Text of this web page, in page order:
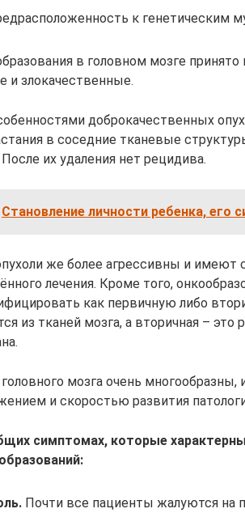
к генетическим
в головном мозге принято
и злокачественные.
доброкачественных
в соседние тканевые
их удаления нет рецидива.
Становление личности ребенка, его
же более агрессивны и имеют
лечения. Кроме того,
как первичную либо
из тканей мозга, а вторичная – это
мозга очень многообразны,
и скоростью развития
симптомах, которые
Почти все пациенты жалуются на